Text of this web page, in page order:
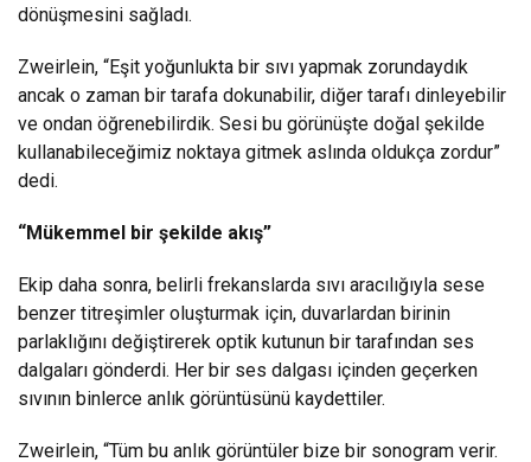
dönüşmesini sağladı.
Zweirlein, “Eşit yoğunlukta bir sıvı yapmak zorundaydık
ancak o zaman bir tarafa dokunabilir, diğer tarafı dinleyebilir
ve ondan öğrenebilirdik. Sesi bu görünüşte doğal şekilde
kullanabileceğimiz noktaya gitmek aslında oldukça zordur”
dedi.
“Mükemmel bir şekilde akış”
Ekip daha sonra, belirli frekanslarda sıvı aracılığıyla sese
benzer titreşimler oluşturmak için, duvarlardan birinin
parlaklığını değiştirerek optik kutunun bir tarafından ses
dalgaları gönderdi. Her bir ses dalgası içinden geçerken
sıvının binlerce anlık görüntüsünü kaydettiler.
Zweirlein, “Tüm bu anlık görüntüler bize bir sonogram verir.